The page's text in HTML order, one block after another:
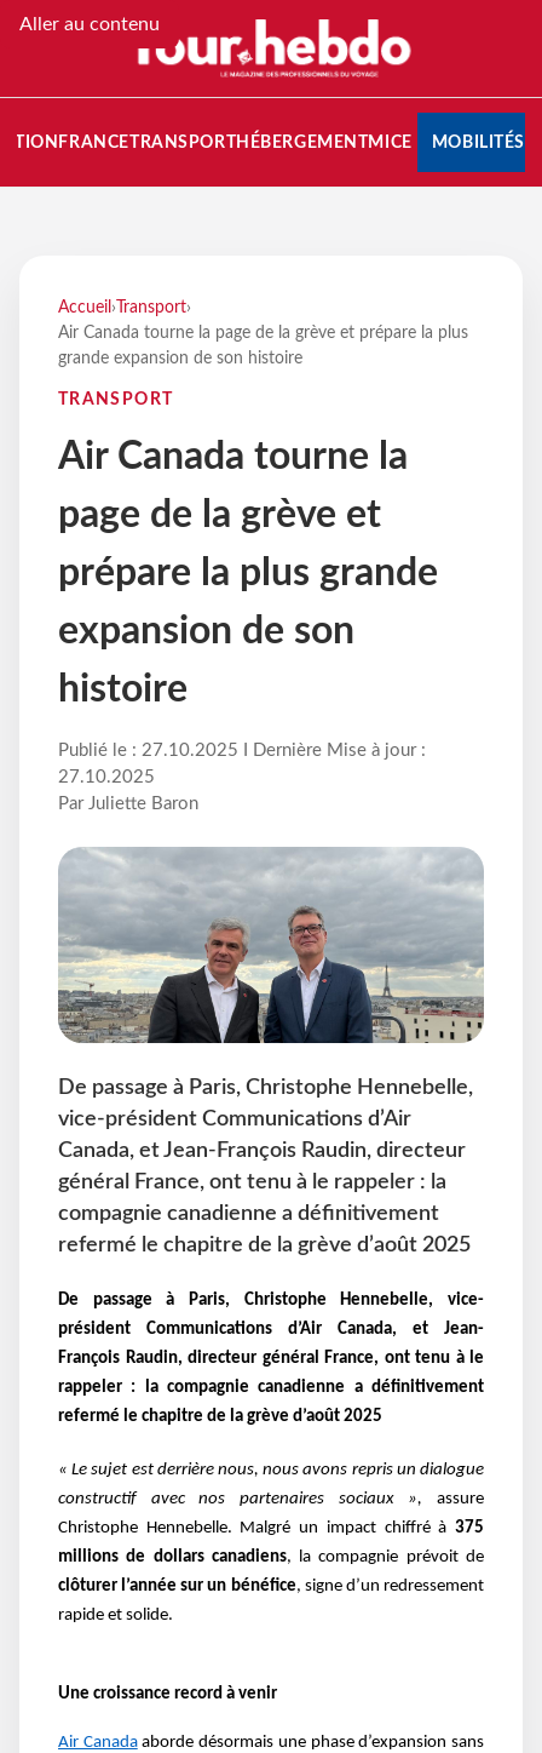
Aller au contenu
FRANCETRANSPORT HÉBERGEMENTMICE MOBILITÉS
Accueil › Transport›
Air Canada tourne la page de la grève et prépare la plus
grande expansion de son histoire
TRANSPORT
Air Canada tourne la
page de la grève et
prépare la plus grande
expansion de son
histoire
Publié le : 27.10.2025 I Dernière Mise à jour :
27.10.2025
Par Juliette Baron
De passage à Paris, Christophe Hennebelle,
vice-président Communications d’Air
Canada, et Jean-François Raudin, directeur
général France, ont tenu à le rappeler : la
compagnie canadienne a définitivement
refermé le chapitre de la grève d’août 2025
De passage à Paris, Christophe Hennebelle, vice-
président Communications d’Air Canada, et Jean-
François Raudin, directeur général France, ont tenu à le
rappeler : la compagnie canadienne a définitivement
refermé le chapitre de la grève d’août 2025
« Le sujet est derrière nous, nous avons repris un dialogue
constructif avec nos partenaires sociaux », assure
Christophe Hennebelle. Malgré un impact chiffré à 375
millions de dollars canadiens, la compagnie prévoit de
clôturer l’année sur un bénéfice, signe d’un redressement
rapide et solide.
Une croissance record à venir
Air Canada aborde désormais une phase d’expansion sans